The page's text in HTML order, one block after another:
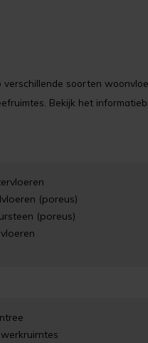
soorten
Bekijk het
(poreus)
(poreus)